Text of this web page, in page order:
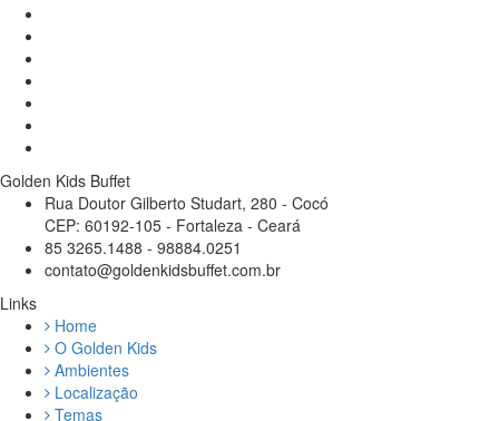
Golden Kids Buffet
Rua Doutor Gilberto Studart, 280 - Cocó
CEP: 60192-105 - Fortaleza - Ceará
85 3265.1488 - 98884.0251
contato@goldenkidsbuffet.com.br
Links
Home
O Golden Kids
Ambientes
Localização
Temas